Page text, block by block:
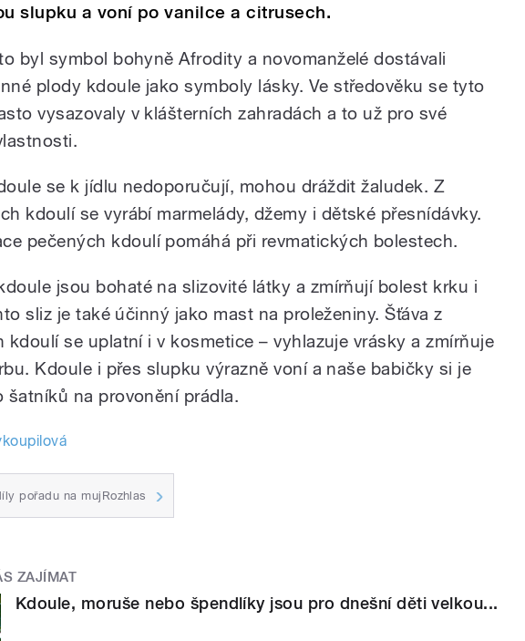
slupku a voní po vanilce a citrusech.
byl symbol bohyně Afrodity a novomanželé dostávali
plody kdoule jako symboly lásky. Ve středověku se tyto
vysazovaly v klášterních zahradách a to už pro své
se k jídlu nedoporučují, mohou dráždit žaludek. Z
kdoulí se vyrábí marmelády, džemy i dětské přesnídávky.
pečených kdoulí pomáhá při revmatických bolestech.
jsou bohaté na slizovité látky a zmírňují bolest krku i
sliz je také účinný jako mast na proleženiny. Šťáva z
kdoulí se uplatní i v kosmetice – vyhlazuje vrásky a zmírňuje
Kdoule i přes slupku výrazně voní a naše babičky si je
šatníků na provonění prádla.
pořadu na mujRozhlas
ZAJÍMAT
Kdoule, moruše nebo špendlíky jsou pro dnešní děti velkou...